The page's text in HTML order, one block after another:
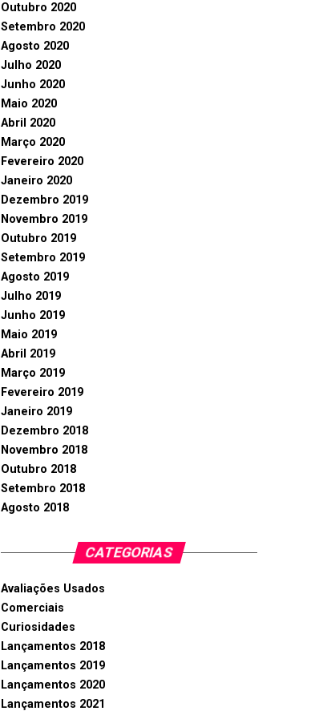
Outubro 2020
Setembro 2020
Agosto 2020
Julho 2020
Junho 2020
Maio 2020
Abril 2020
Março 2020
Fevereiro 2020
Janeiro 2020
Dezembro 2019
Novembro 2019
Outubro 2019
Setembro 2019
Agosto 2019
Julho 2019
Junho 2019
Maio 2019
Abril 2019
Março 2019
Fevereiro 2019
Janeiro 2019
Dezembro 2018
Novembro 2018
Outubro 2018
Setembro 2018
Agosto 2018
CATEGORIAS
Avaliações Usados
Comerciais
Curiosidades
Lançamentos 2018
Lançamentos 2019
Lançamentos 2020
Lançamentos 2021